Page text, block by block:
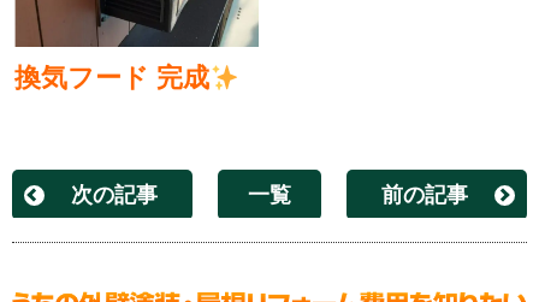
換気フード 完成
次の記事 一覧 前の記事